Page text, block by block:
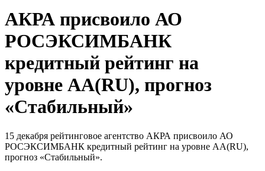
АКРА присвоило АО
РОСЭКСИМБАНК
кредитный рейтинг на
уровне AA(RU), прогноз
«Стабильный»
15 декабря рейтинговое агентство АКРА присвоило АО
РОСЭКСИМБАНК кредитный рейтинг на уровне AA(RU),
прогноз «Стабильный».